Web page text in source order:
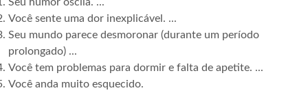
Você sente uma dor inexplicável. ...
Seu mundo parece desmoronar (durante um período
prolongado) ...
Você tem problemas para dormir e falta de apetite. ...
Você anda muito esquecido.